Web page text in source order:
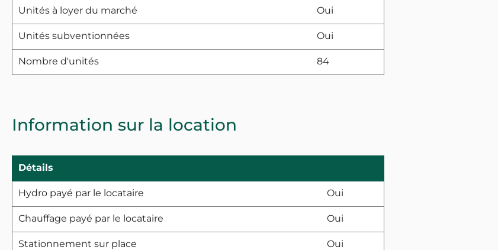
Unités à loyer du marché Oui
Unités subventionnées Oui
Nombre d'unités 84
Information sur la location
Détails
Hydro payé par le locataire Oui
Chauffage payé par le locataire Oui
Stationnement sur place Oui